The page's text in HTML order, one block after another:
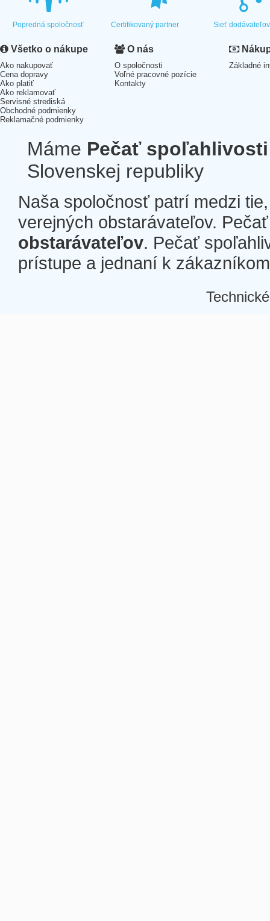
Popredná spoločnosť Certifikovaný partner Sieť dodávateľov
Všetko o nákupe
Ako nakupovať
Cena dopravy
Ako platiť
Ako reklamovať
Servisné strediská
Obchodné podmienky
Reklamačné podmienky
O nás
O spoločnosti
Voľné pracovné pozície
Kontakty
Základné
Máme Pečať spoľahlivosti
Slovenskej republiky
Naša spoločnosť patrí medzi
verejných obstarávateľov.
obstarávateľov. Pečať
prístupe a jednaní k